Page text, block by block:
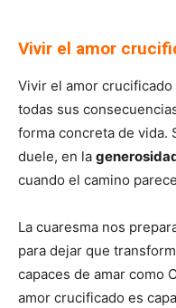
Vivir el amor
Vivir el amor
todas sus
forma concreta de vida.
duele, en la
cuando el camino
La cuaresma nos
para dejar que
capaces de amar como
amor crucificado es